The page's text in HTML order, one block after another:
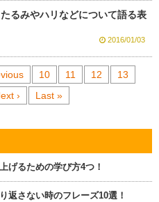
るみやハリなどについて語る表
2016/01/03
10 11 12
13
› Last »
げるための学び方4つ！
返さない時のフレーズ10選！